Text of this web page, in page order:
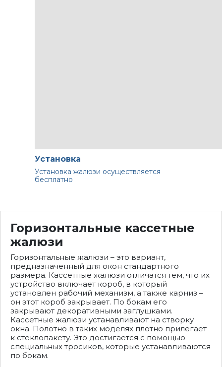
Установка
Установка жалюзи осуществляется
бесплатно
Горизонтальные кассетные
жалюзи
Горизонтальные жалюзи – это вариант,
предназначенный для окон стандартного
размера. Кассетные жалюзи отличатся тем, что их
устройство включает короб, в который
установлен рабочий механизм, а также карниз –
он этот короб закрывает. По бокам его
закрывают декоративными заглушками.
Кассетные жалюзи устанавливают на створку
окна. Полотно в таких моделях плотно прилегает
к стеклопакету. Это достигается с помощью
специальных тросиков, которые устанавливаются
по бокам.